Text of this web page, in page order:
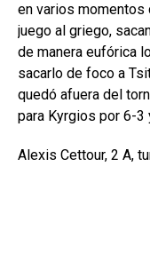
en varios
juego al griego,
de manera eufórica
sacarlo de foco a
quedó afuera del
para Kyrgios por 6-3
Alexis Cettour, 2 A,